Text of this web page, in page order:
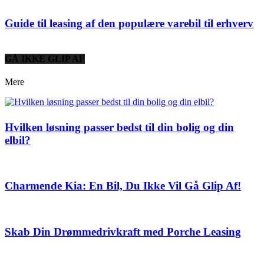
Guide til leasing af den populære varebil til erhverv
GÅ IKKE GLIP AF
Mere
Hvilken løsning passer bedst til din bolig og din
elbil?
Charmende Kia: En Bil, Du Ikke Vil Gå Glip Af!
Skab Din Drømmedrivkraft med Porche Leasing